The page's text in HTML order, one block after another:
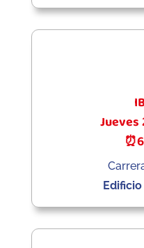
Jueves
Edificio